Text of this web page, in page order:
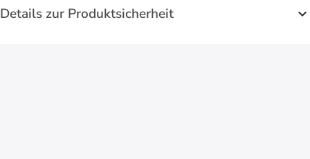
Details zur Produktsicherheit